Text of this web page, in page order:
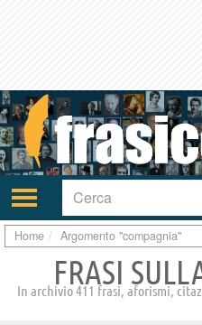
Attiva/disattiva
navigazione
Home Argomento "compagnia"
FRASI
In archivio 411 frasi, aforismi,